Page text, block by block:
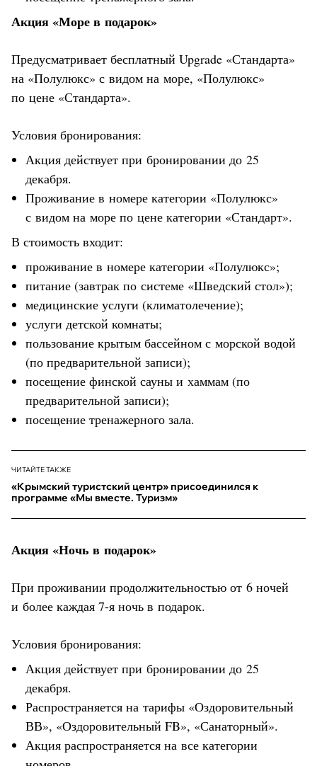
Акция «Море в подарок»
Предусматривает бесплатный Upgrade «Стандарта»
на «Полулюкс» с видом на море, «Полулюкс»
по цене «Стандарта».
Условия бронирования:
Акция действует при бронировании до 25
декабря.
Проживание в номере категории «Полулюкс»
с видом на море по цене категории «Стандарт».
В стоимость входит:
проживание в номере категории «Полулюкс»;
питание (завтрак по системе «Шведский стол»);
медицинские услуги (климатолечение);
услуги детской комнаты;
пользование крытым бассейном с морской водой
(по предварительной записи);
посещение финской сауны и хаммам (по
предварительной записи);
посещение тренажерного зала.
ЧИТАЙТЕ ТАКЖЕ
«Крымский туристский центр» присоединился к
программе «Мы вместе. Туризм»
Акция «Ночь в подарок»
При проживании продолжительностью от 6 ночей
и более каждая 7-я ночь в подарок.
Условия бронирования:
Акция действует при бронировании до 25
декабря.
Распространяется на тарифы «Оздоровительный
ВВ», «Оздоровительный FB», «Санаторный».
Акция распространяется на все категории